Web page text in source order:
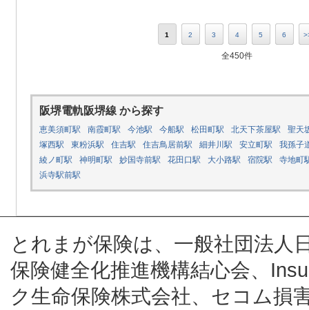
1 2 3 4 5 6
全450件
阪堺電軌阪堺線 から探す
恵美須町駅 南霞町駅 今池駅 今船駅 松田町駅 北天下茶屋駅
聖天
塚西駅
東粉浜駅 住吉駅 住吉鳥居前駅 細井川駅 安立町駅
我孫子
綾ノ町駅
神明町駅 妙国寺前駅 花田口駅 大小路駅 宿院駅
寺地町
浜寺駅前駅
とれまが保険は、一般社団法人
保険健全化推進機構結心会、
ク生命保険株式会社、セコム損